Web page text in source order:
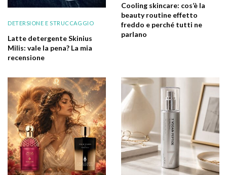
DETERSIONE E STRUCCAGGIO
Latte detergente Skinius
Milis: vale la pena? La mia
recensione
Cooling skincare: cos’è la
beauty routine effetto
freddo e perché tutti ne
parlano